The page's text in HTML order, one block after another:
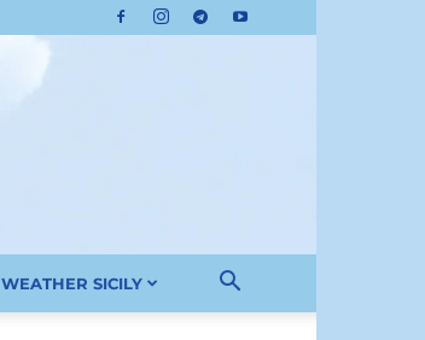
WEATHER SICILY